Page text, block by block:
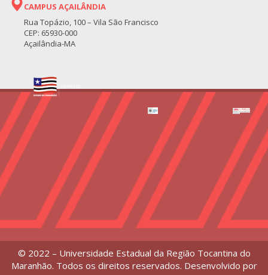
CAMPUS AÇAILÂNDIA
Rua Topázio, 100 – Vila São Francisco
CEP: 65930-000
Açailândia-MA
© 2022 – Universidade Estadual da Região Tocantina do
Maranhão. Todos os direitos reservados. Desenvolvido por